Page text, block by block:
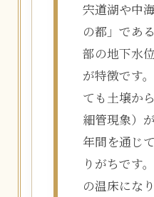
宍道湖や中
の都」であ
部の地下水
が特徴です
ても土壌か
細管現象）
年間を通じ
りがちです。
の温床にな